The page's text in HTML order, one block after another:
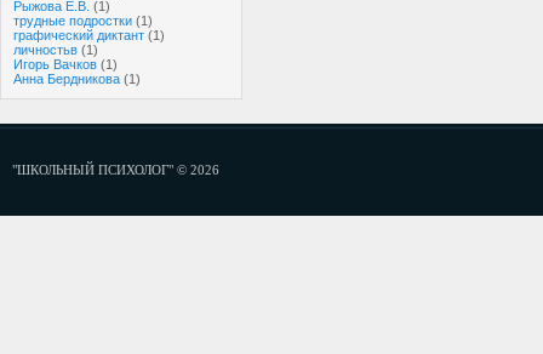
Рыжова Е.В. (1)
трудные подростки (1)
графический диктант (1)
личностьв (1)
Игорь Вачков (1)
Анна Бердникова (1)
"ШКОЛЬНЫЙ ПСИХОЛОГ" © 2026